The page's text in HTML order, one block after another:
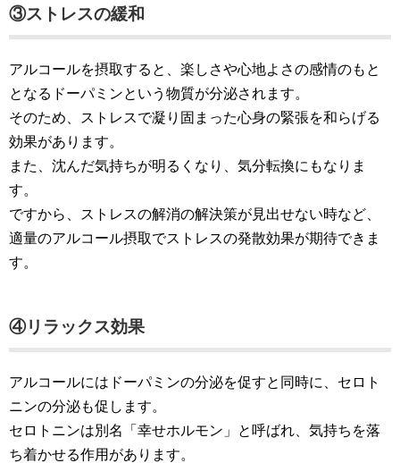
③ストレスの緩和
アルコールを摂取すると、楽しさや心地よさの感情のもと
となるドーパミンという物質が分泌されます。
そのため、ストレスで凝り固まった心身の緊張を和らげる
効果があります。
また、沈んだ気持ちが明るくなり、気分転換にもなりま
す。
ですから、ストレスの解消の解決策が見出せない時など、
適量のアルコール摂取でストレスの発散効果が期待できま
す。
④リラックス効果
アルコールにはドーパミンの分泌を促すと同時に、セロト
ニンの分泌も促します。
セロトニンは別名「幸せホルモン」と呼ばれ、気持ちを落
ち着かせる作用があります。